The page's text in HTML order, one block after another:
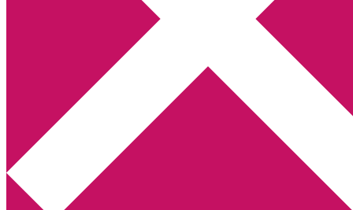
Utskriftscentralen
Min tv-blogg
You are here:Home Archives for Albert Bonniers
Recension: Kvinnan i fönstret av A J Finn
2019-02-08 Annika